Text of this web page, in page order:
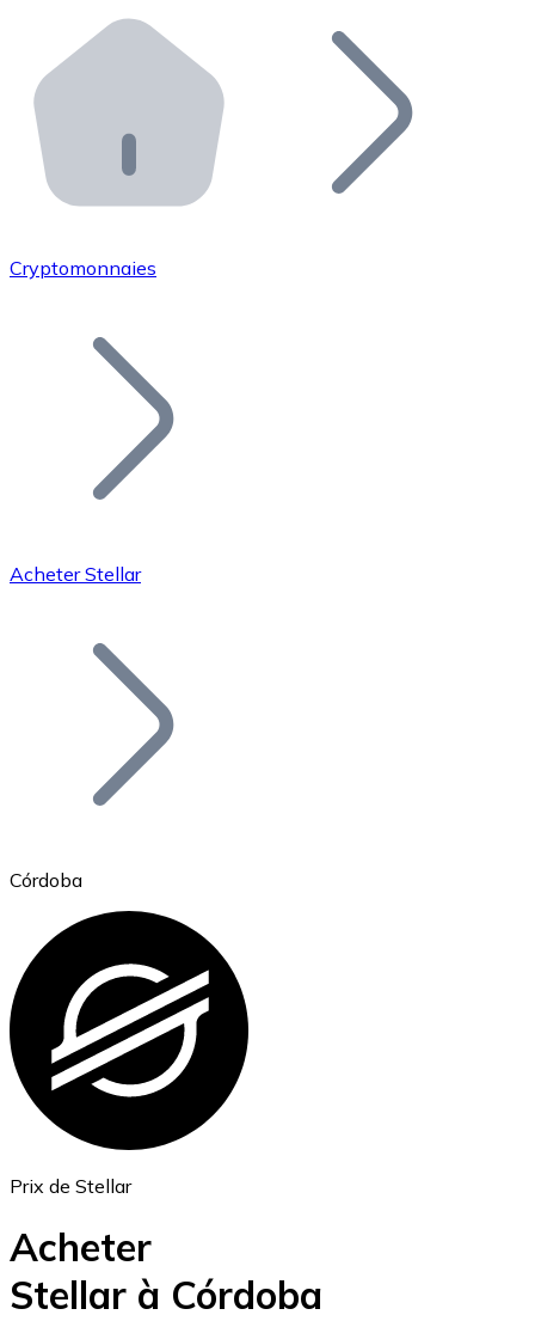
Distributeurs automatiques Bitnovo
Intégrez un ATM Bitnovo dans votre entreprise et
API Bitnovo
Intégrez notre API dans votre écosystème.
Rejoignez notre réseau de distributeurs et
Ajoutez le token de votre projet à notre service
Bitcoin
Ethereum
ETH
Cryptomonnaies
Acheter Stellar
Córdoba
Prix de Stellar
Acheter
Stellar à Córdoba